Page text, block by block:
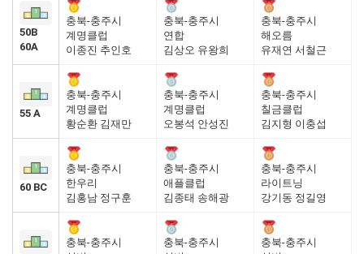
50B
60A
충북-충주시
계명클럽
이종진 추인호
충북-충주시
연합
김상오 유왕희
충북-충주시
해오름
유재연 서철근
55 A
충북-충주시
계명클럽
황순환 김재만
충북-충주시
계명클럽
오봉석 안성진
충북-충주시
칠금클럽
김지형 이충섭
60 BC
충북-충주시
한우리
김홍남 정구훈
충북-충주시
애플클럽
김종태 송해광
충북-충주시
라이트닝
강기동 정길영
충북-충주시
충북-충주시
충북-충주시